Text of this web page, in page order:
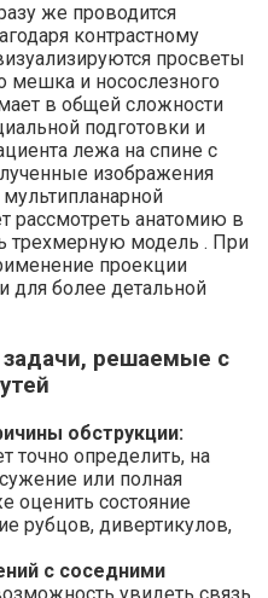
же проводится
контрастному
просветы
мешка и носослезного
в общей сложности
подготовки и
лежа на спине с
изображения
рассмотреть анатомию в
трехмерную модель . При
проекции
для более детальной
решаемые с
обструкции:
точно определить, на
или полная
оценить состояние
рубцов, дивертикулов,
с соседними